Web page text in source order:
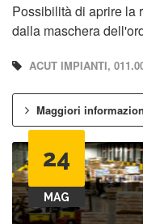
Possibilità di aprire la
dalla maschera
ACUT IMPIANTI,
Maggiori
24
MAG